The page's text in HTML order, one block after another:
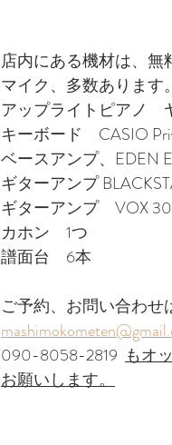
店内にある機材は、無
マイク、多数あります。
アップライトピアノ　
キーボード　CASIO
ベースアンプ、EDEN
ギターアンプ
ギターアンプ　VOX
カホン　1つ
譜面台　6本
ご予約、お問い合わせ
090-8058-2819 もオ
お願いします。